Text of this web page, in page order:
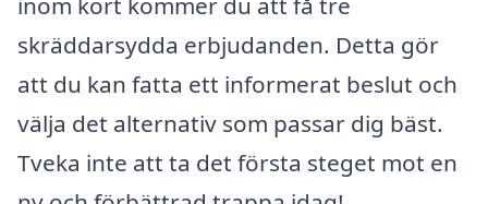
skräddarsydda erbjudanden. Detta gör
att du kan fatta ett informerat beslut och
välja det alternativ som passar dig bäst.
Tveka inte att ta det första steget mot en